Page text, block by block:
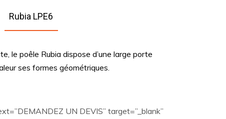
Rubia LPE6
le poêle Rubia dispose d’une large porte
ses formes géométriques.
UN DEVIS” target=”_blank”